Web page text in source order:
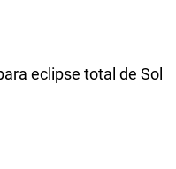
eclipse total de Sol